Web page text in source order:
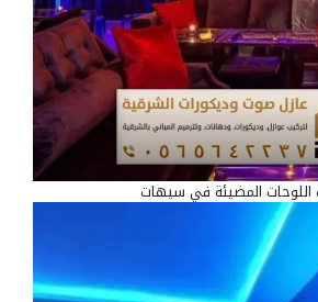
اللوحات المضيئة في سيهات